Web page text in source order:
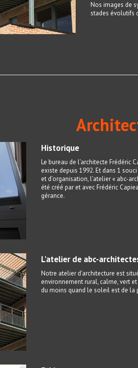
Nos images de
stades évolutifs
Historique
Le bureau de l’architecte Frédéric
existe depuis 1992. Et dans 1 souci
et d’organisation, l’atelier « abc-
été créé par et avec Frédéric
gérance.
L’atelier de abc-
Notre atelier d’architecture est
environnement rural, calme, vert
du moins quand le soleil est de la